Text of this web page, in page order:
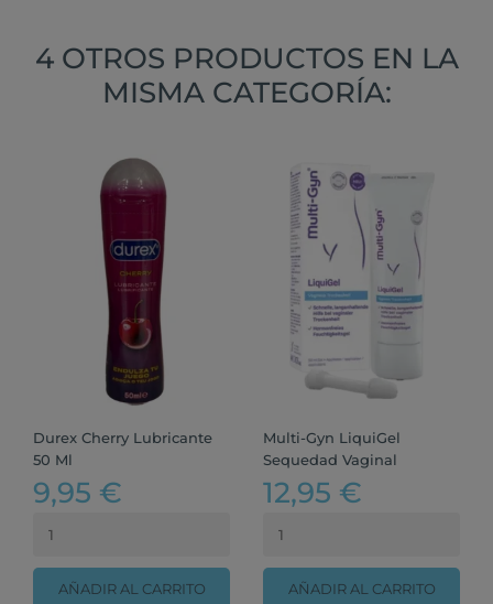
4 OTROS PRODUCTOS EN LA
MISMA CATEGORÍA:
Durex Cherry Lubricante
50 Ml
9,95 €
AÑADIR AL CARRITO
Multi-Gyn LiquiGel
Sequedad Vaginal
12,95 €
AÑADIR AL CARRITO